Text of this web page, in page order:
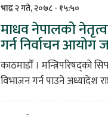
भाद्र २ गते, २०७८ - १५:५०
माधव नेपालको
गर्न निर्वाचन आयोग
काठमाडौँ । मन्त्रिपरिषद्को
विभाजन गर्न पाउने अध्यादेश